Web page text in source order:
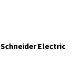
Schneider Electric